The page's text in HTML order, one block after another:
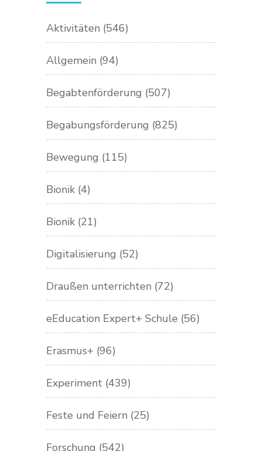
Aktivitäten (546)
Allgemein (94)
Begabtenförderung (507)
Begabungsförderung (825)
Bewegung (115)
Bionik (4)
Bionik (21)
Digitalisierung (52)
Draußen unterrichten (72)
eEducation Expert+ Schule (56)
Erasmus+ (96)
Experiment (439)
Feste und Feiern (25)
Forschung (542)